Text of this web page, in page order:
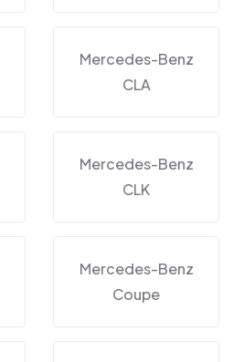
Mercedes-Benz
CLA
Mercedes-Benz
CLK
Mercedes-Benz
Coupe